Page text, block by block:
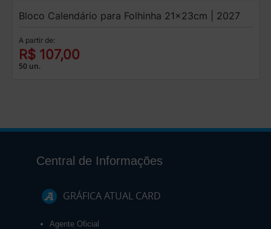
Bloco Calendário para Folhinha 21x23cm | 2027
A partir de:
R$ 107,00
50 un.
Central de Informações
GRÁFICA ATUAL CARD
Agente Oficial